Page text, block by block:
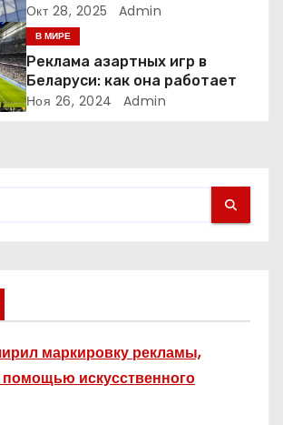
рекламу в ЕС. Почему это
меняет рынок цифровой
рекламы?
Окт 28, 2025 Admin
В МИРЕ
Реклама азартных игр в
Беларуси: как она работает
Ноя 26, 2024 Admin
маркировку рекламы,
помощью искусственного